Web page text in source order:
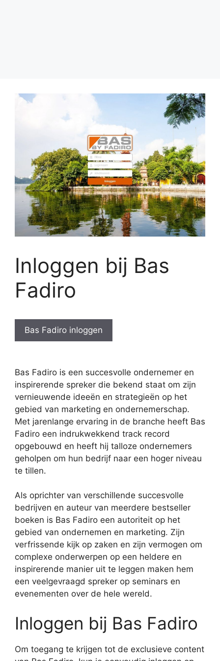
Inloggen bij Bas
Fadiro
Bas Fadiro inloggen
Bas Fadiro is een succesvolle ondernemer en
inspirerende spreker die bekend staat om zijn
vernieuwende ideeën en strategieën op het
gebied van marketing en ondernemerschap.
Met jarenlange ervaring in de branche heeft Bas
Fadiro een indrukwekkend track record
opgebouwd en heeft hij talloze ondernemers
geholpen om hun bedrijf naar een hoger niveau
te tillen.
Als oprichter van verschillende succesvolle
bedrijven en auteur van meerdere bestseller
boeken is Bas Fadiro een autoriteit op het
gebied van ondernemen en marketing. Zijn
verfrissende kijk op zaken en zijn vermogen om
complexe onderwerpen op een heldere en
inspirerende manier uit te leggen maken hem
een veelgevraagd spreker op seminars en
evenementen over de hele wereld.
Inloggen bij Bas Fadiro
Om toegang te krijgen tot de exclusieve content